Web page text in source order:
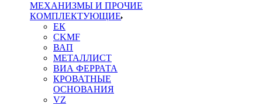
МЕХАНИЗМЫ И ПРОЧИЕ
КОМПЛЕКТУЮЩИЕ
ЕК
CKMF
ВАП
МЕТАЛЛИСТ
ВИА ФЕРРАТА
КРОВАТНЫЕ
ОСНОВАНИЯ
VZ